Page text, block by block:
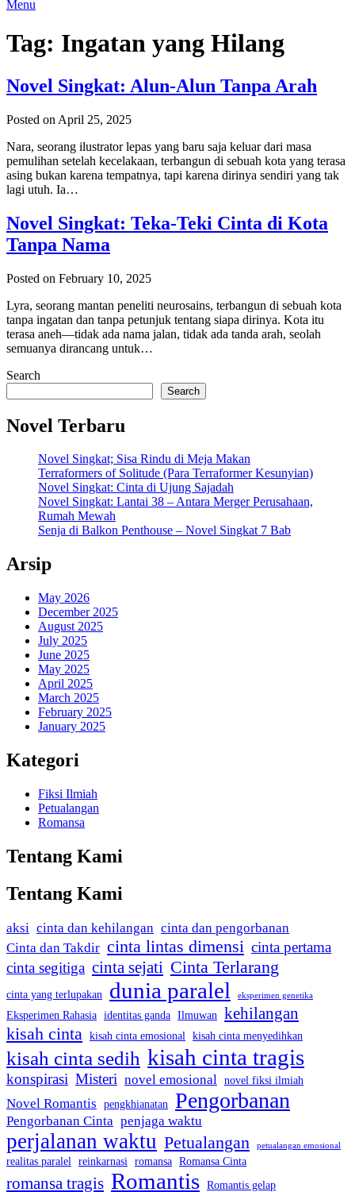
Menu
Tag: Ingatan yang Hilang
Novel Singkat: Alun-Alun Tanpa Arah
Posted on April 25, 2025
Nara, seorang ilustrator lepas yang baru saja keluar dari masa
pemulihan setelah kecelakaan, terbangun di sebuah kota yang terasa
asing bukan karena tempatnya, tapi karena dirinya sendiri yang tak
lagi utuh. Ia…
Novel Singkat: Teka-Teki Cinta di Kota
Tanpa Nama
Posted on February 10, 2025
Lyra, seorang mantan peneliti neurosains, terbangun di sebuah kota
tanpa ingatan dan tanpa petunjuk tentang siapa dirinya. Kota itu
terasa aneh—tidak ada nama jalan, tidak ada tanda arah, seolah
semuanya dirancang untuk…
Search
Search
Novel Terbaru
Novel Singkat; Sisa Rindu di Meja Makan
Terraformers of Solitude (Para Terraformer Kesunyian)
Novel Singkat: Cinta di Ujung Sajadah
Novel Singkat: Lantai 38 – Antara Merger Perusahaan,
Rumah Mewah
Senja di Balkon Penthouse – Novel Singkat 7 Bab
Arsip
May 2026
December 2025
August 2025
July 2025
June 2025
May 2025
April 2025
March 2025
February 2025
January 2025
Kategori
Fiksi Ilmiah
Petualangan
Romansa
Tentang Kami
Tentang Kami
aksi cinta dan kehilangan cinta dan pengorbanan
Cinta dan Takdir cinta lintas dimensi cinta pertama
cinta segitiga cinta sejati Cinta Terlarang
cinta yang terlupakan dunia paralel eksperimen genetika
Eksperimen Rahasia identitas ganda Ilmuwan kehilangan
kisah cinta kisah cinta emosional kisah cinta menyedihkan
kisah cinta sedih kisah cinta tragis
konspirasi Misteri novel emosional novel fiksi ilmiah
Novel Romantis pengkhianatan Pengorbanan
Pengorbanan Cinta penjaga waktu
perjalanan waktu Petualangan petualangan emosional
realitas paralel reinkarnasi romansa Romansa Cinta
romansa tragis Romantis Romantis gelap